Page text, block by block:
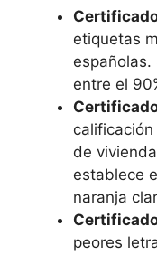
etiquetas
entre el
de
establece
naranja
peores